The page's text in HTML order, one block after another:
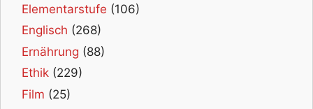
Elementarstufe (106)
Englisch (268)
Ernährung (88)
Ethik (229)
Film (25)